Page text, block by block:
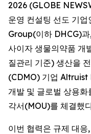
2026 (GLOBE
운영 컨설팅 선도 기
Group(이하 DHCG)
사이자 생물의약품 개
질관리 기준) 생산을
(CDMO) 기업 Altruist
개발 및 글로벌 상용
각서(MOU)를 체결했
이번 협력은 규제 대응